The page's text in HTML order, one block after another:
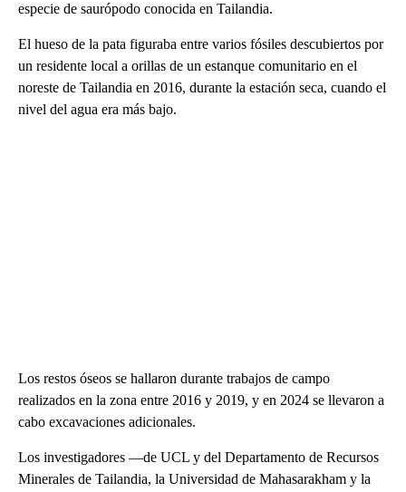
especie de saurópodo conocida en Tailandia.
El hueso de la pata figuraba entre varios fósiles descubiertos por
un residente local a orillas de un estanque comunitario en el
noreste de Tailandia en 2016, durante la estación seca, cuando el
nivel del agua era más bajo.
Los restos óseos se hallaron durante trabajos de campo
realizados en la zona entre 2016 y 2019, y en 2024 se llevaron a
cabo excavaciones adicionales.
Los investigadores —de UCL y del Departamento de Recursos
Minerales de Tailandia, la Universidad de Mahasarakham y la